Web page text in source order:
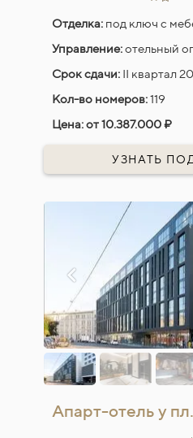
Апарт-отель у
Отделка: под ключ с
Управление:отельный
Срок сдачи: II квартал
Кол-во номеров:119
Цена:от 10.387.000 ₽
УЗНАТЬ